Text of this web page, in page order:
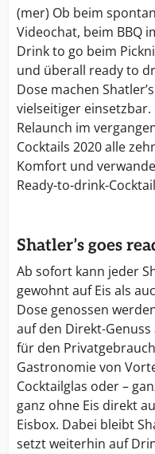
(mer) Ob beim
Videochat, beim BBQ
Drink to go beim
und überall ready to
Dose machen
vielseitiger
Relaunch im
Cocktails 2020 alle
Komfort und
Ready-to-drink-
Shatler’s goes
Ab sofort kann jeder
gewohnt auf Eis als
Dose genossen
auf den Direkt-
für den
Gastronomie von
Cocktailglas oder –
ganz ohne Eis direkt
Eisbox. Dabei bleibt
setzt weiterhin auf